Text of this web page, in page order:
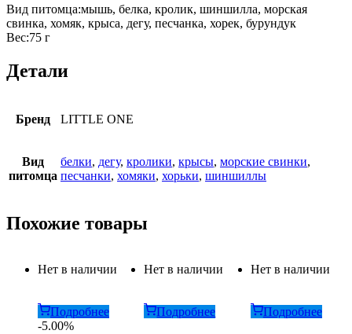
Вид питомца:мышь, белка, кролик, шиншилла, морская
свинка, хомяк, крыса, дегу, песчанка, хорек, бурундук
Вес:75 г
Детали
Бренд LITTLE ONE
Вид
питомца
белки, дегу, кролики, крысы, морские свинки,
песчанки, хомяки, хорьки, шиншиллы
Похожие товары
Нет в наличии
Подробнее
-5.00%
Нет в наличии
Подробнее
Нет в наличии
Подробнее